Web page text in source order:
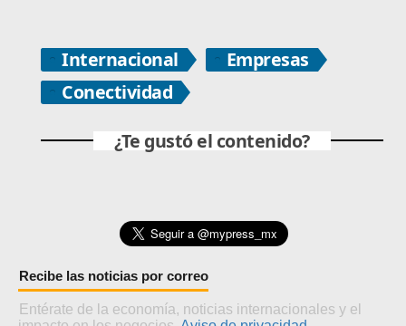
Internacional
Empresas
Conectividad
¿Te gustó el contenido?
Recibe las noticias por correo
Entérate de la economía, noticias internacionales y el